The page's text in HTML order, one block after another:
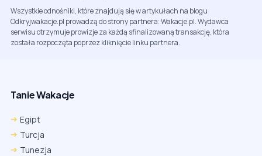
Wszystkie odnośniki, które znajdują się w artykułach na blogu
Odkryjwakacje.pl prowadzą do strony partnera: Wakacje.pl. Wydawca
serwisu otrzymuje prowizje za każdą sfinalizowaną transakcję, która
została rozpoczęta poprzez kliknięcie linku partnera.
Tanie Wakacje
Egipt
Turcja
Tunezja